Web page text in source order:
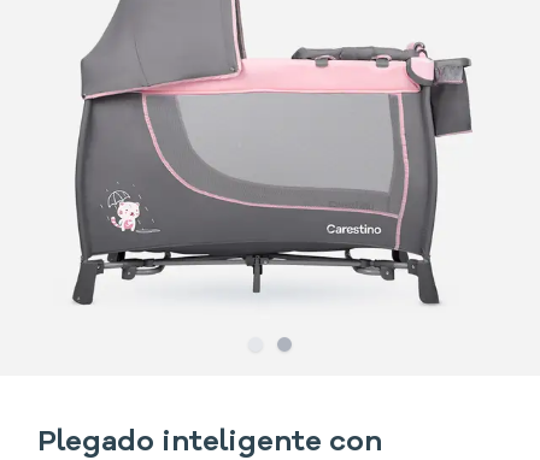
SlideSlide
Plegado inteligente con